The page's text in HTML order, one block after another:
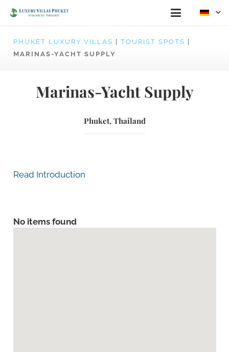
PHUKET LUXURY VILLAS TOURIST SPOTS
MARINAS-YACHT SUPPLY
Marinas-Yacht Supply
Phuket, Thailand
Read Introduction
No items found